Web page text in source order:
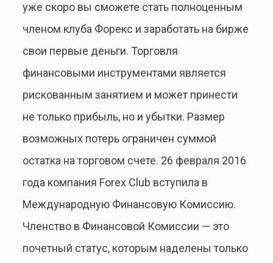
уже скоро вы сможете стать полноценным
членом клуба Форекс и заработать на бирже
свои первые деньги. Торговля
финансовыми инструментами является
рискованным занятием и может принести
не только прибыль, но и убытки. Размер
возможных потерь ограничен суммой
остатка на торговом счете. 26 февраля 2016
года компания Forex Club вступила в
Международную Финансовую Комиссию.
Членство в Финансовой Комиссии — это
почетный статус, которым наделены только